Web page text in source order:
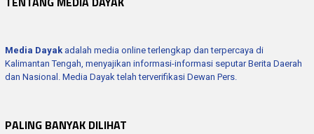
Media Dayak adalah media online terlengkap dan terpercaya di
Kalimantan Tengah, menyajikan informasi-informasi seputar Berita Daerah
dan Nasional. Media Dayak telah terverifikasi Dewan Pers.
PALING BANYAK DILIHAT